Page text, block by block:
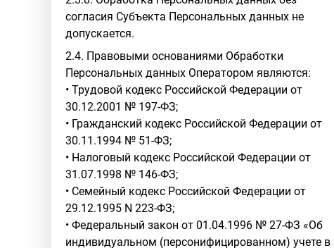
согласия Субъекта Персональных данных не
допускается.
2.4. Правовыми основаниями Обработки
Персональных данных Оператором являются:
• Трудовой кодекс Российской Федерации от
30.12.2001 № 197-ФЗ;
• Гражданский кодекс Российской Федерации от
30.11.1994 № 51-ФЗ;
• Налоговый кодекс Российской Федерации от
31.07.1998 № 146-ФЗ;
• Семейный кодекс Российской Федерации от
29.12.1995 N 223-ФЗ;
• Федеральный закон от 01.04.1996 № 27-ФЗ «Об
индивидуальном (персонифицированном) учете в